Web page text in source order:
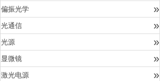
偏振光学 »
光通信 »
光源 »
显微镜 »
激光电源 »